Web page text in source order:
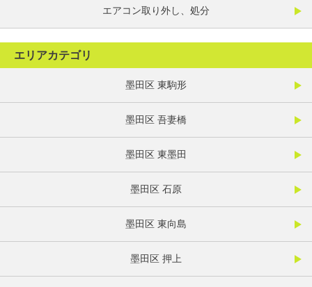
エアコン取り外し、処分
エリアカテゴリ
墨田区 東駒形
墨田区 吾妻橋
墨田区 東墨田
墨田区 石原
墨田区 東向島
墨田区 押上